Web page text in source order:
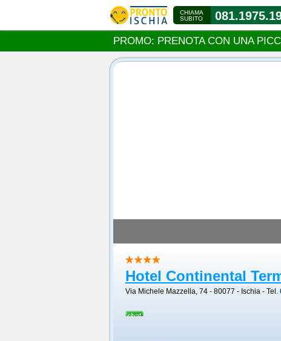
Hotel Continental
Via Michele Mazzella, 74 - 80077 - Ischia - Tel.
CHIAMA
SUBITO
PROMO: PRENOTA CON UNA